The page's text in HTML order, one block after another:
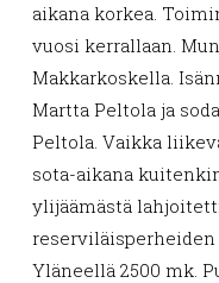
aikana korkea.
vuosi kerrallaan.
Makkarkoskella.
Martta Peltola ja
Peltola. Vaikka
sota-aikana
ylijäämästä
reserviläisperheiden
Yläneellä 2500 mk.